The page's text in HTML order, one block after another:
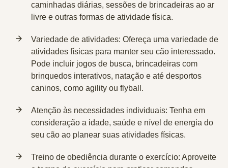
caminhadas diárias, sessões de brincadeiras ao ar
livre e outras formas de atividade física.
Variedade de atividades: Ofereça uma variedade de
atividades físicas para manter seu cão interessado.
Pode incluir jogos de busca, brincadeiras com
brinquedos interativos, natação e até desportos
caninos, como agility ou flyball.
Atenção às necessidades individuais: Tenha em
consideração a idade, saúde e nível de energia do
seu cão ao planear suas atividades físicas.
Treino de obediência durante o exercício: Aproveite